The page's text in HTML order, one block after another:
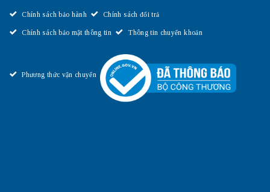
Chính sách bảo hành Chính sách đổi trả
Chính sách bảo mật thông tin Thông tin chuyển khoản
Phương thức vận chuyển